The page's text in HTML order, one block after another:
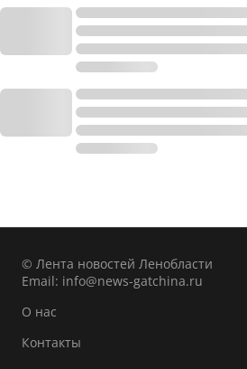
© Лента новостей Ленобласти
Email: info@news-gatchina.ru
О нас
Контакты